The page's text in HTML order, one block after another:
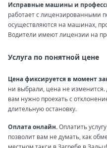
Исправные машины и
работает с лицензированными
осуществляются на машинах,
Водители имеют лицензии на
Услуга по понятной цене
Цена фиксируется в момент
ни выбрали, цена не изменится.
вам нужно проехать с
длительную остановку.
Оплата онлайн.Оплатить
позволит вам не думать, как